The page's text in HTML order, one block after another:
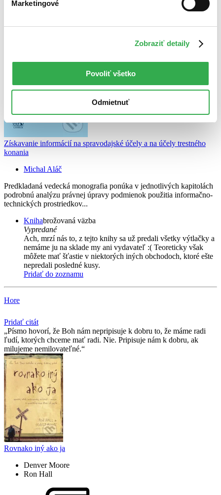
Marketingové
Zobraziť detaily
Povoliť všetko
Odmietnuť
Získavanie informácií na spravodajské účely a na účely trestného
konania
Michal Aláč
Predkladaná vedecká monografia ponúka v jednotlivých kapitolách
podrobnú analýzu právnej úpravy podmienok použitia informačno-
technických prostriedkov...
Knihabrožovaná väzba
Vypredané
Ach, mrzí nás to, z tejto knihy sa už predali všetky výtlačky a
nemáme ju na sklade my ani vydavateľ :( Teoreticky však
môžete mať šťastie v niektorých iných obchodoch, ktoré ešte
nepredali posledné kusy.
Pridať do zoznamu
Hore
Pridať citát
Písmo hovorí, že Boh nám nepripisuje k dobru to, že máme radi
ľudí, ktorých chceme mať radi. Nie. Pripisuje nám k dobru, ak
milujeme nemilovateľné.
Rovnako iný ako ja
Denver Moore
Ron Hall